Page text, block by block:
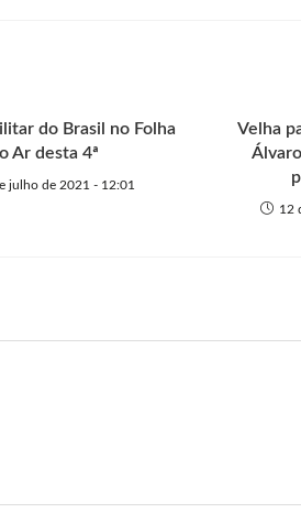
do Brasil no Folha
Ar desta 4ª
julho de 2021 - 12:01
Velha
12